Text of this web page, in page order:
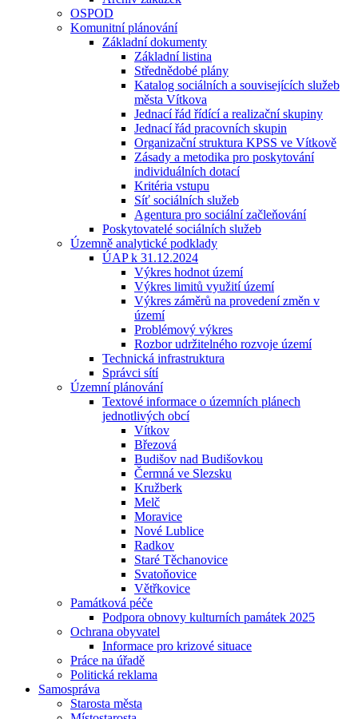
OSPOD
Komunitní plánování
Základní dokumenty
Základní listina
Střednědobé plány
Katalog sociálních a souvisejících služeb
města Vítkova
Jednací řád řídící a realizační skupiny
Jednací řád pracovních skupin
Organizační struktura KPSS ve Vítkově
Zásady a metodika pro poskytování
individuálních dotací
Kritéria vstupu
Síť sociálních služeb
Agentura pro sociální začleňování
Poskytovatelé sociálních služeb
Územně analytické podklady
ÚAP k 31.12.2024
Výkres hodnot území
Výkres limitů využití území
Výkres záměrů na provedení změn v
území
Problémový výkres
Rozbor udržitelného rozvoje území
Technická infrastruktura
Správci sítí
Územní plánování
Textové informace o územních plánech
jednotlivých obcí
Vítkov
Březová
Budišov nad Budišovkou
Čermná ve Slezsku
Kružberk
Melč
Moravice
Nové Lublice
Radkov
Staré Těchanovice
Svatoňovice
Větřkovice
Památková péče
Podpora obnovy kulturních památek 2025
Ochrana obyvatel
Informace pro krizové situace
Práce na úřadě
Politická reklama
Samospráva
Starosta města